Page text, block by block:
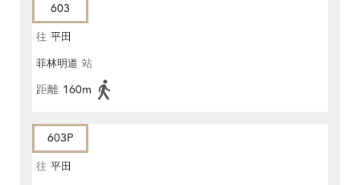
603
往 平田
菲林明道 站
距離 160m
603P
往 平田